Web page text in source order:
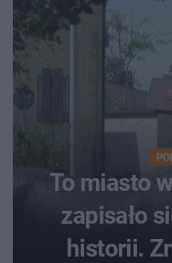
To miasto
zapisało
historii.